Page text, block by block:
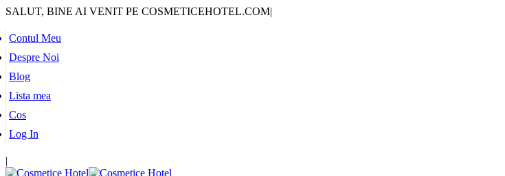
SALUT, BINE AI VENIT PE COSMETICEHOTEL.COM|
Contul Meu
Despre Noi
Blog
Lista mea
Cos
Log In
|